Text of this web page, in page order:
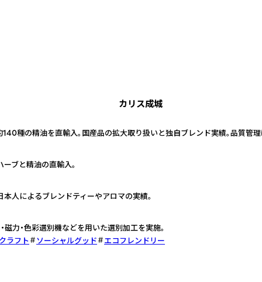
カリス成城
種の精油を直輸入。国産品の拡大取り扱いと独自ブレンド実績。品質管
ブと精油の直輸入。
人によるブレンドティーやアロマの実績。
力・色彩選別機などを用いた選別加工を実施。
ラフト
ソーシャルグッド エコフレンドリー